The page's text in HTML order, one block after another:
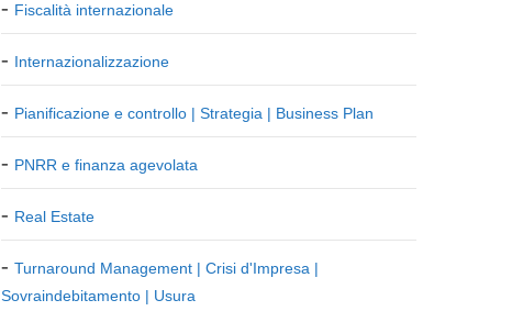
Fiscalità internazionale
Internazionalizzazione
Pianificazione e controllo | Strategia | Business Plan
PNRR e finanza agevolata
Real Estate
Turnaround Management | Crisi d'Impresa |
Sovraindebitamento | Usura